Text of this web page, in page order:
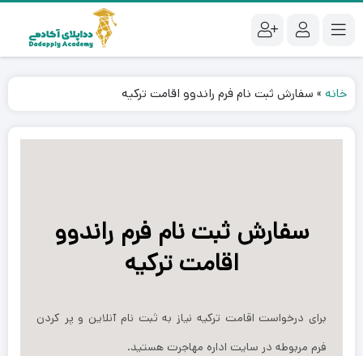
خانه » سفارش ثبت نام فرم راندوو اقامت ترکیه
سفارش ثبت نام فرم راندوو
اقامت ترکیه
برای درخواست اقامت ترکیه نیاز به ثبت نام آنلاین و پر کردن
فرم مربوطه در سایت اداره مهاجرت هستید.